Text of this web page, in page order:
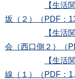
【生活
坂（２）（PDF：
【生活
会（西口側２）（
【生活
線（１）（PDF：